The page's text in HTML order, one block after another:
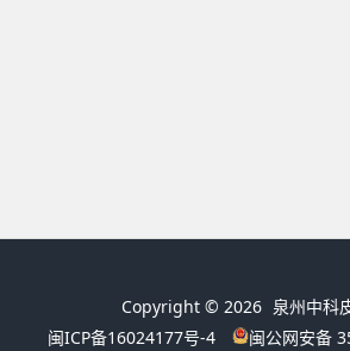
Copyright © 2026 泉州中科
闽ICP备16024177号-4
闽公网安备